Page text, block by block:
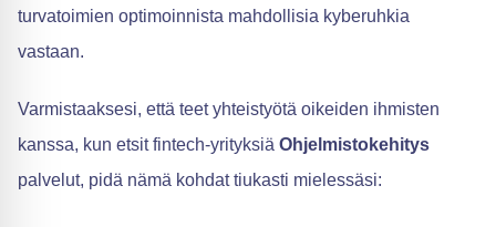
turvatoimien optimoinnista mahdollisia kyberuhkia
vastaan.
Varmistaaksesi, että teet yhteistyötä oikeiden ihmisten
kanssa, kun etsit fintech-yrityksiä Ohjelmistokehitys
palvelut, pidä nämä kohdat tiukasti mielessäsi: